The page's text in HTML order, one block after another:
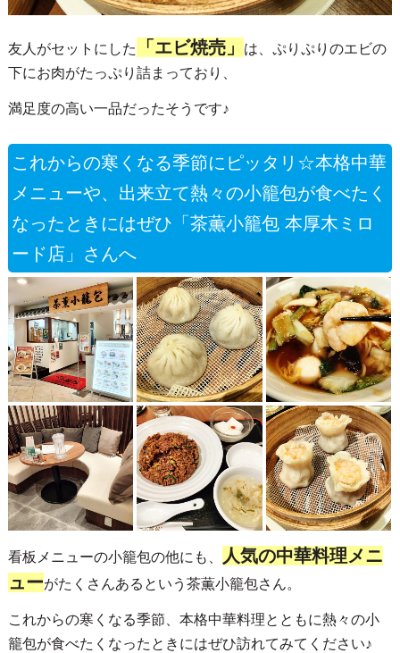
友人がセットにした 「エビ焼売」
は、ぷりぷりのエビの
下にお肉がたっぷり詰まっており、
満足度の高い一品だったそうです♪
これからの寒くなる季節にピッタリ☆本格中華
メニューや、出来立て熱々の小籠包が食べたく
なったときにはぜひ「茶薫小籠包 本厚木ミロ
ード店」さんへ
看板メニューの小籠包の他にも、
人気の中華料理メニ
ューがたくさんあるという茶薫小籠包さん。
これからの寒くなる季節、本格中華料理とともに熱々の小
籠包が食べたくなったときにはぜひ訪れてみてください♪